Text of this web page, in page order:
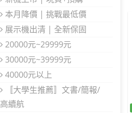
本月降價 | 挑戰最低價
展示機出清 | 全新保固
20000元~29999元
30000元~39999元
40000元以上
〚大學生推薦〛文書/簡報/
高續航